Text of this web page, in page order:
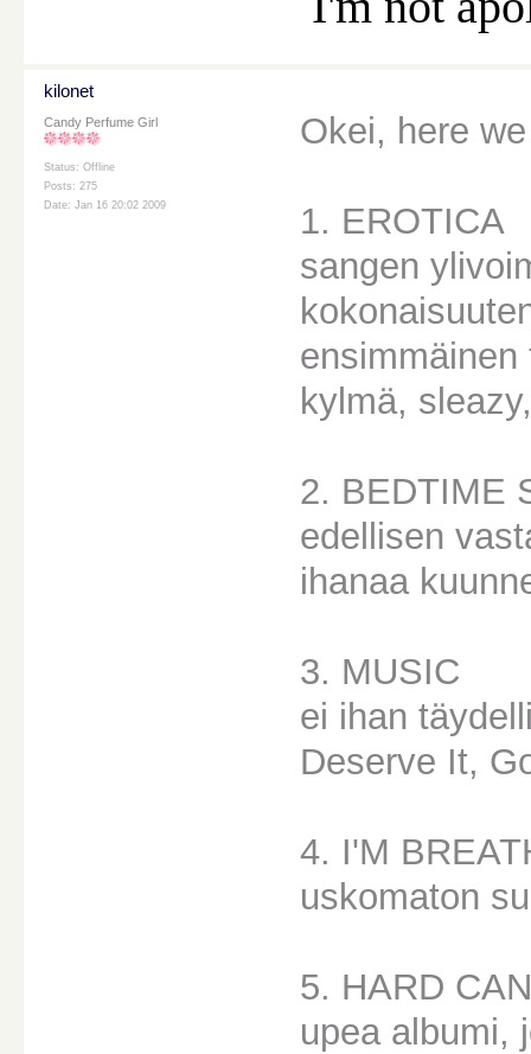
kilonet
Candy Perfume Girl
Status: Offline
Posts: 275
Date: Jan 16 20:02 2009
Okei, here
1. EROTICA
sangen
kylmä,
2. BEDTIME
edellisen
ihanaa
3. MUSIC
ei ihan
Deserve It,
4. I'M
uskomaton
5. HARD
upea albumi,